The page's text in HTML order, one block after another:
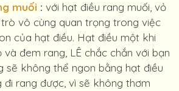
muối : với hạt điều rang muối, vỏ
vô cùng quan trọng trong việc
của hạt điều. Hạt điều một khi
đem rang, LÊ chắc chắn với bạn
sẽ không thể ngon bằng hạt điều
đi rang được, vì sẽ không thơm